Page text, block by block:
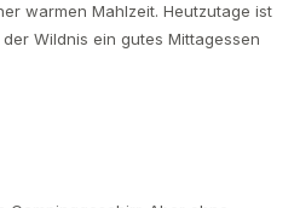
warmen Mahlzeit. Heutzutage ist
Wildnis ein gutes Mittagessen